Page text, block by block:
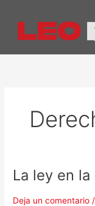
contenido
La ley en la
Deja un comentario
La
en